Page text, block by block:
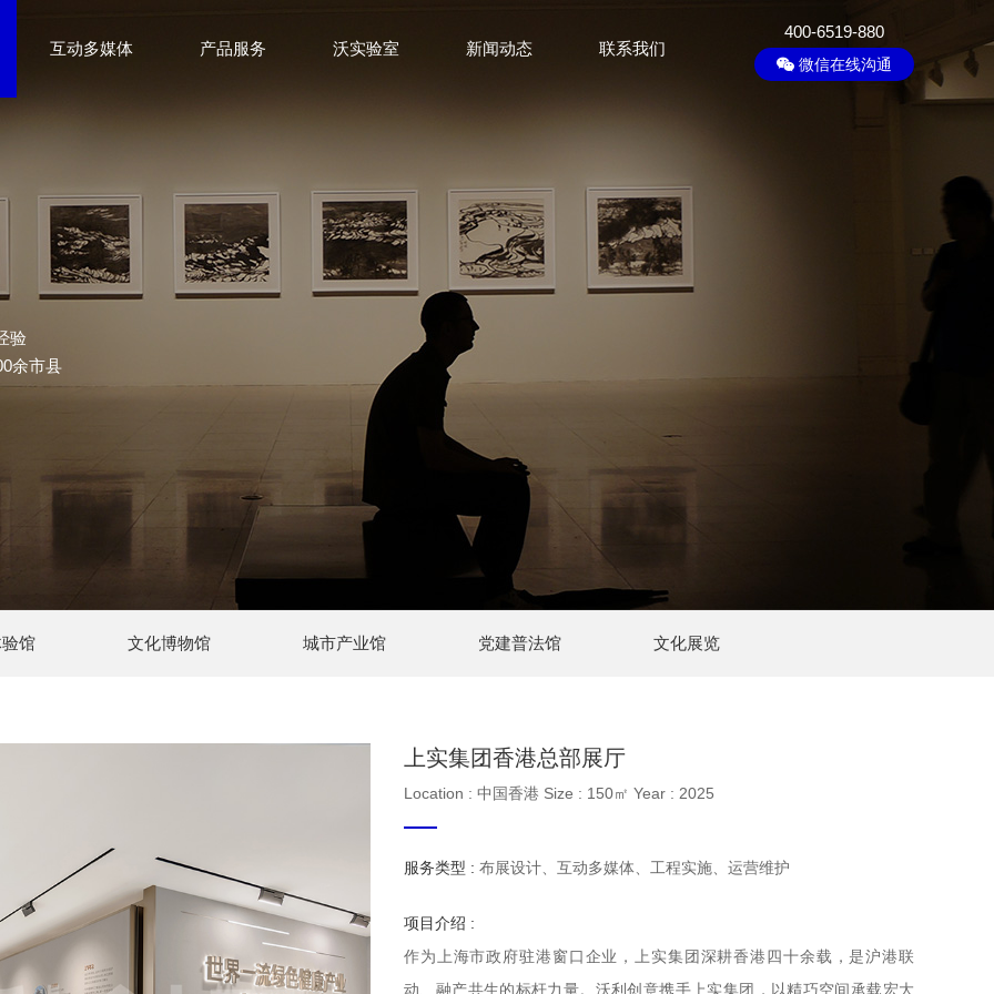
400-6519-880
微信在线沟通
互动多媒体 产品服务 沃实验室 新闻动态 联系我们
验
余市县
馆 文化博物馆 城市产业馆 党建普法馆 文化展览
上实集团香港总部展厅
Location : 中国香港 Size : 150㎡ Year : 2025
服务类型 : 布展设计、互动多媒体、工程实施、运营维护
项目介绍 :
作为上海市政府驻港窗口企业，上实集团深耕香港四十余载，是沪港联
动、融产共生的标杆力量。沃利创意携手上实集团，以精巧空间承载宏大